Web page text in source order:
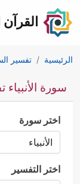
القرآن
الرئيسية تفسير
سورة الأنبياء
اختر سورة
اختر التفسير